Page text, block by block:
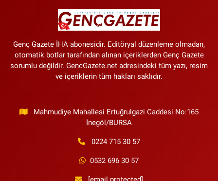
Genç Gazete İHA abonesidir. Editöryal düzenleme olmadan,
otomatik botlar tarafından alınan içeriklerden Genç Gazete
sorumlu değildir. GencGazete.net adresindeki tüm yazı, resim
ve içeriklerin tüm hakları saklıdır.
Mahmudiye Mahallesi Ertuğrulgazi Caddesi No:165
İnegöl/BURSA
0224 715 30 57
0532 696 30 57